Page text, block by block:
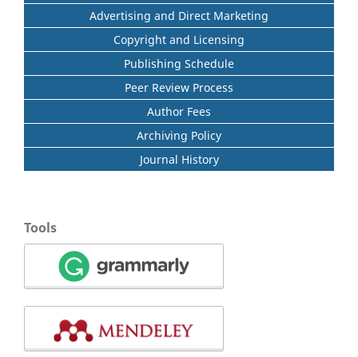
Advertising and Direct Marketing
Copyright and Licensing
Publishing Schedule
Peer Review Process
Author Fees
Archiving Policy
Journal History
Tools